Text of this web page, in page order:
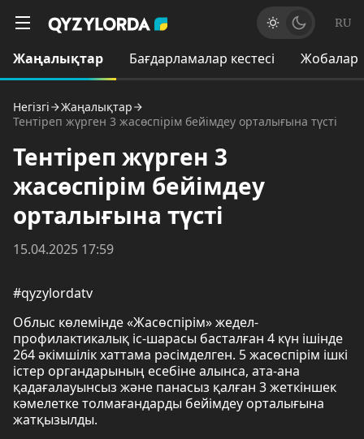
RU
Жаңалықтар Бағдарламалар кестесі Жобалар
Негізгі
Жаңалықтар
Тентіреп жүрген 3 жасөспірім бейімдеу орталығына түсті
Тентіреп жүрген 3
жасөспірім бейімдеу
орталығына түсті
15.04.2025 17:59
#qyzylordatv
Облыс көлемінде «Жасөспірім» жедел-
профилактикалық іс-шарасы басталған 4 күн ішінде
264 әкімшілік хаттама рәсімделген. 5 жасөспірім ішкі
істер органдарының есебіне алынса, ата-ана
қадағалауынсыз және панасыз қалған 3 жеткіншек
кәмелетке толмағандарды бейімдеу орталығына
жатқызылды.